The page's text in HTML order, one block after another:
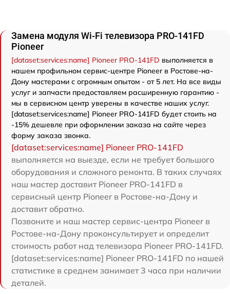
Замена модуля Wi-Fi телевизора PRO-141FD
Pioneer
[dataset:services:name] Pioneer PRO-141FD выполняется в
нашем профильном сервис-центре Pioneer в Ростове-на-
Дону мастерами с огромным опытом - от 5 лет. На все виды
услуг и запчасти предоставляем расширенную гарантию -
мы в сервисном центр уверены в качестве наших услуг.
[dataset:services:name] Pioneer PRO-141FD будет стоить на
-15% дешевле при оформлении заказа на сайте через
форму заказа звонка.
[dataset:services:name] Pioneer PRO-141FD
выполняется на выезде, если не требует большого
оборудования и сложного ремонта. В таких случаях
наш мастер доставит Pioneer PRO-141FD в
сервисный центр Pioneer в Ростове-на-Дону и
доставит обратно.
Позвоните и наш мастер сервис-центра Pioneer в
Ростове-на-Дону проконсультирует и определит
стоимость работ над телевизора Pioneer PRO-141FD.
[dataset:services:name] Pioneer PRO-141FD по нашей
статистике в среднем занимает 3 часа при наличии
деталей.